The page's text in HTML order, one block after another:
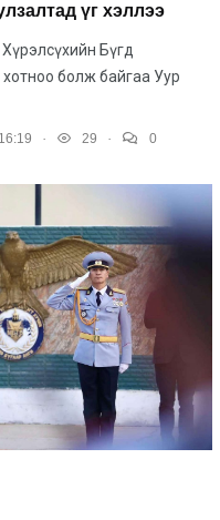
үг хэллээ
Хүрэлсүхийн Бүгд
болж байгаа Уур
. 29 . 0